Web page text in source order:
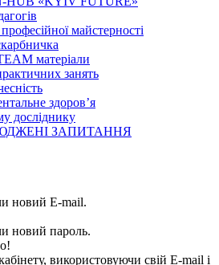
майстерності
матеріали
занять
здоровʼя
досліднику
ЗАПИТАННЯ
новий E-mail.
новий пароль.
використовуючи свій E-mail і